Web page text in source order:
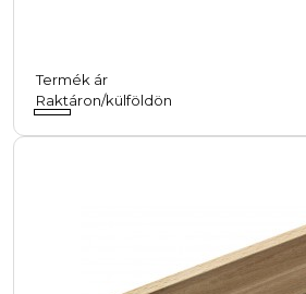
Termék ár
Raktáron/külföldön